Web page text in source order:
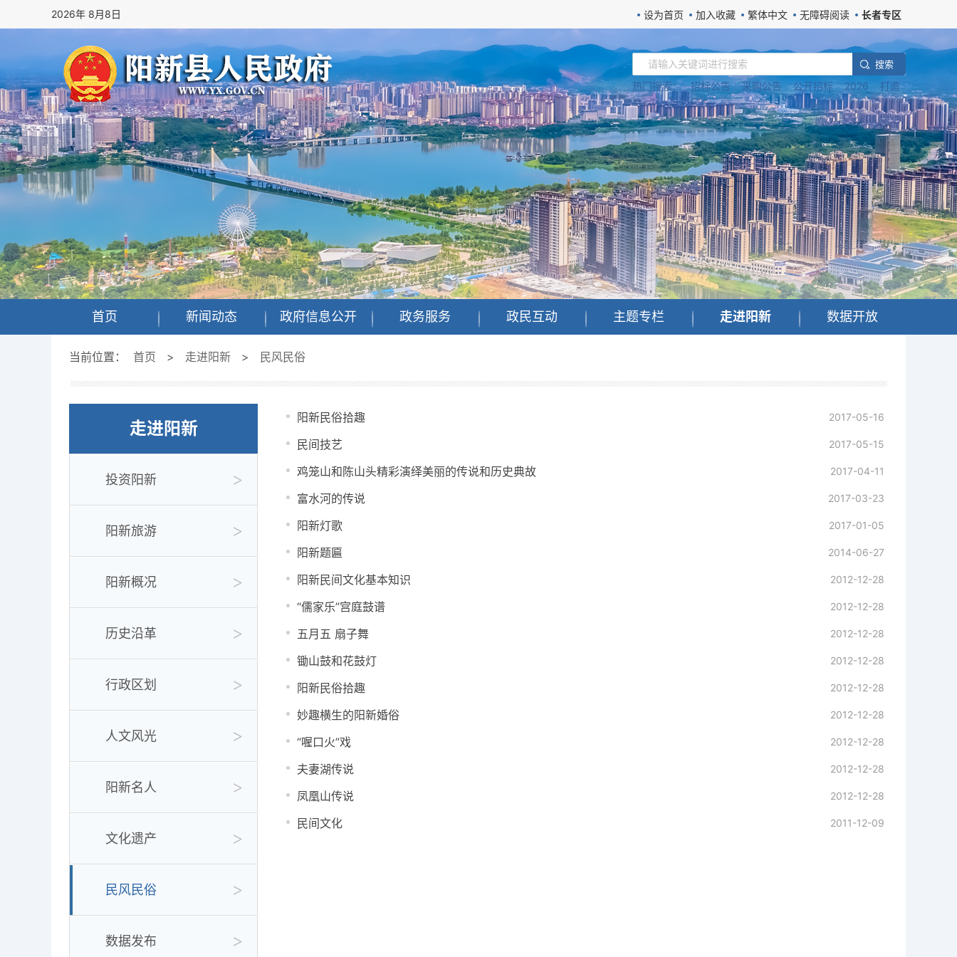
2026年 8月8日 设为首页 加入收藏 繁体中文 无障碍阅读 长者专区
搜 索
热门搜索： 招标公告 采购公告 公开招标 2026 打造
首页 新闻动态 政府信息公开 政务服务 政民互动 主题专栏 走进阳新 数据开放
当前位置： 首页 > 走进阳新 > 民风民俗
走进阳新
投资阳新
阳新旅游
阳新概况
历史沿革
行政区划
人文风光
阳新名人
文化遗产
民风民俗
数据发布
2017-05-16
阳新民俗拾趣
2017-05-15
民间技艺
2017-04-11
鸡笼山和陈山头精彩演绎美丽的传说和历史典故
2017-03-23
富水河的传说
2017-01-05
阳新灯歌
2014-06-27
阳新题匾
2012-12-28
阳新民间文化基本知识
2012-12-28
“儒家乐”宫庭鼓谱
2012-12-28
五月五 扇子舞
2012-12-28
锄山鼓和花鼓灯
2012-12-28
阳新民俗拾趣
2012-12-28
妙趣横生的阳新婚俗
2012-12-28
“喔口火”戏
2012-12-28
夫妻湖传说
2012-12-28
凤凰山传说
2011-12-09
民间文化